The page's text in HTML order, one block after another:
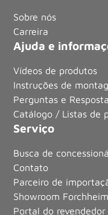
Sobre nós
Carreira
Ajuda e
Vídeos de produtos
Instruções de
Perguntas e
Catálogo / Listas de
Serviço
Busca de
Contato
Parceiro de
Showroom Forchheim
Portal do revendedor